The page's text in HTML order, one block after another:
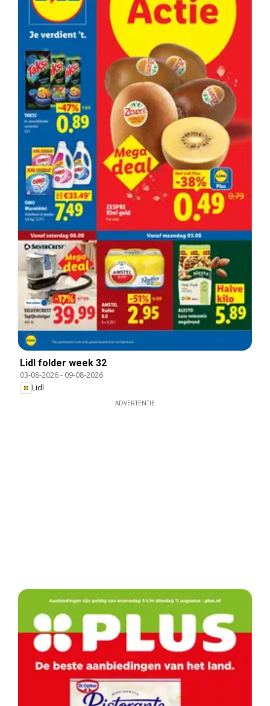
Lidl folder week 32
03-08-2026- 09-08-2026
Lidl
ADVERTENTIE